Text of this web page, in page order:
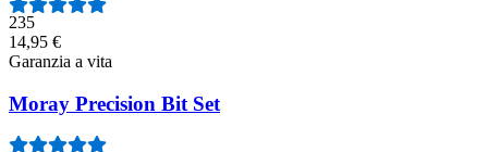
235
14,95 €
Garanzia a vita
Moray Precision Bit Set